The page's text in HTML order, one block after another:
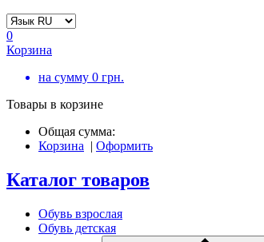
0
Корзина
на сумму 0 грн.
Товары в корзине
Общая сумма:
Корзина | Оформить
Каталог товаров
Обувь взрослая
Обувь детская